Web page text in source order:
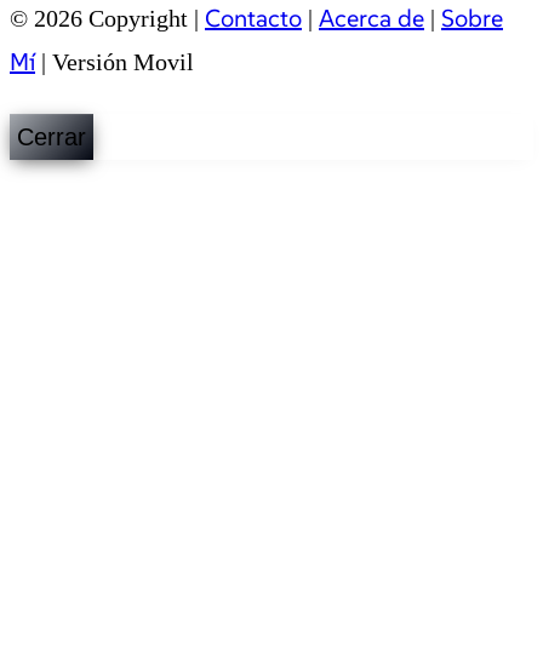
© 2026 Copyright | Contacto | Acerca de | Sobre
Mí| Versión Movil
Cerrar